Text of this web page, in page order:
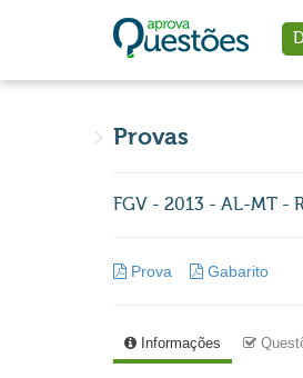
Provas
FGV - 2013 - AL-MT -
Prova Gabarito
Informações